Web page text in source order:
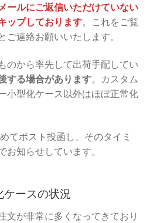
ールにご返信いただけていない
ップしております。これをご覧
ご連絡お願いいたします。
のから率先して出荷手配してい
する場合があります。カスタム
小型化ケース以外はほぼ正常化
てポスト投函し、そのタイミ
お知らせしています。
ケースの状況
文が非常に多くなってきており